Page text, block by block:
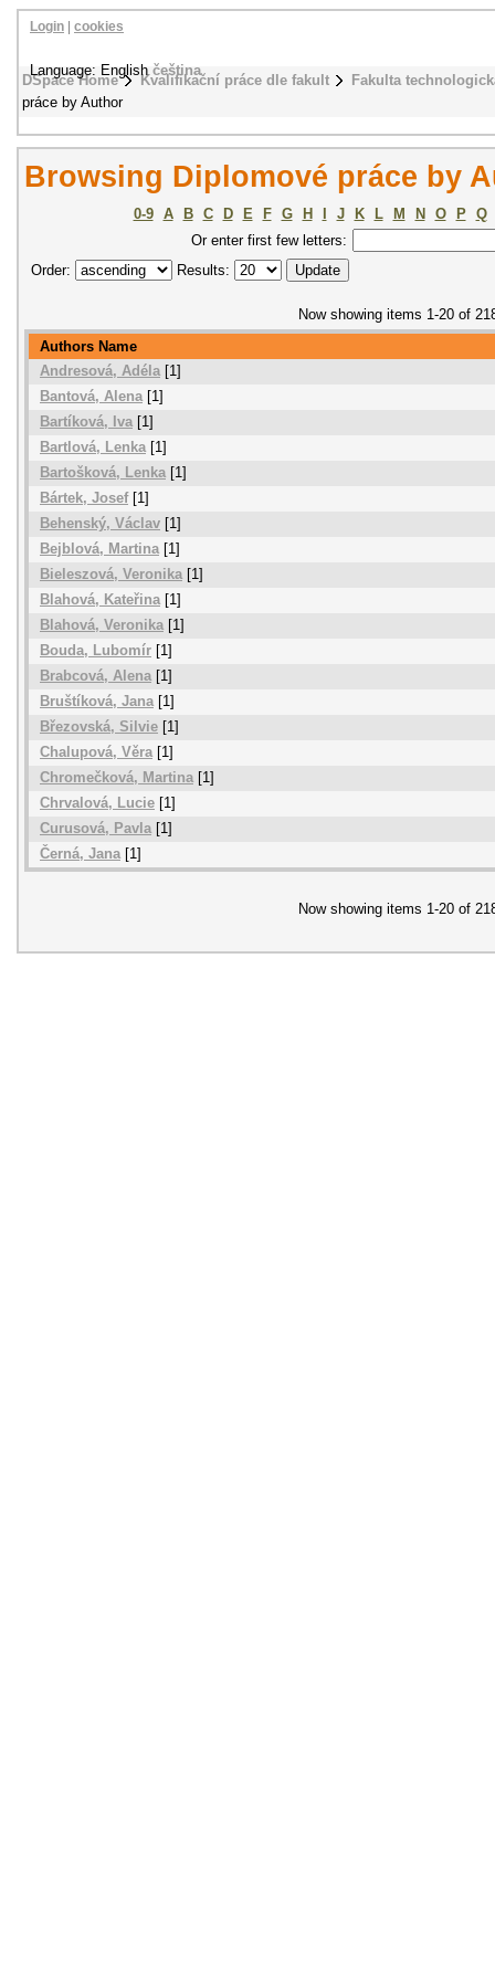
DSpace Home Kvalifikační práce dle fakult
Fakulta
práce by Author
Login cookies
Language: Englishčeština
Browsing Diplomové práce by
0-9 A B C D E F G H J K L M N O P
Q
Or enter first few letters:
Order:
Results:
Now showing items 1-20 of
Authors Name
Andresová, Adéla [1]
Bantová, Alena[1]
Bartíková, Iva [1]
Bartlová, Lenka[1]
Bartošková, Lenka [1]
Bártek, Josef[1]
Behenský, Václav [1]
Bejblová, Martina[1]
Bieleszová, Veronika [1]
Blahová, Kateřina[1]
Blahová, Veronika [1]
Bouda, Lubomír [1]
Brabcová, Alena [1]
Bruštíková, Jana[1]
Březovská, Silvie [1]
Chalupová, Věra[1]
Chromečková, Martina [1]
Chrvalová, Lucie [1]
Curusová, Pavla [1]
Černá, Jana[1]
Now showing items 1-20 of